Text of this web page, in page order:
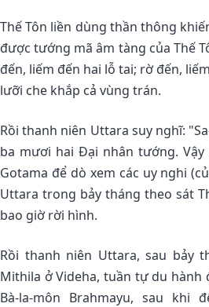
Thế Tôn liền dùng thần thông
được tướng mã âm tàng của Thế
đến, liếm đến hai lỗ tai; rờ đến,
lưỡi che khắp cả vùng trán.
Rồi thanh niên Uttara suy nghĩ:
ba mươi hai Ðại nhân tướng. Vậy
Gotama để dò xem các uy nghi
Uttara trong bảy tháng theo sát
bao giờ rời hình.
Rồi thanh niên Uttara, sau bảy
Mithila ở Videha, tuần tự du hành
Bà-la-môn Brahmayu, sau khi